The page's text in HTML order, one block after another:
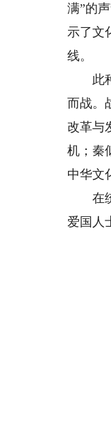
满”的
示了文
线。
此种
而战。
改革与
机；秦
中华文
在统
爱国人